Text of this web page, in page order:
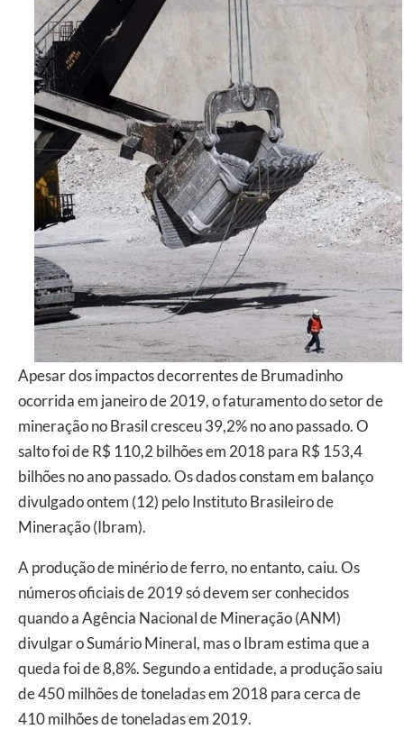
Apesar dos impactos decorrentes de Brumadinho
ocorrida em janeiro de 2019, o faturamento do setor de
mineração no Brasil cresceu 39,2% no ano passado. O
salto foi de R$ 110,2 bilhões em 2018 para R$ 153,4
bilhões no ano passado. Os dados constam em balanço
divulgado ontem (12) pelo Instituto Brasileiro de
Mineração (Ibram).
A produção de minério de ferro, no entanto, caiu. Os
números oficiais de 2019 só devem ser conhecidos
quando a Agência Nacional de Mineração (ANM)
divulgar o Sumário Mineral, mas o Ibram estima que a
queda foi de 8,8%. Segundo a entidade, a produção saiu
de 450 milhões de toneladas em 2018 para cerca de
410 milhões de toneladas em 2019.